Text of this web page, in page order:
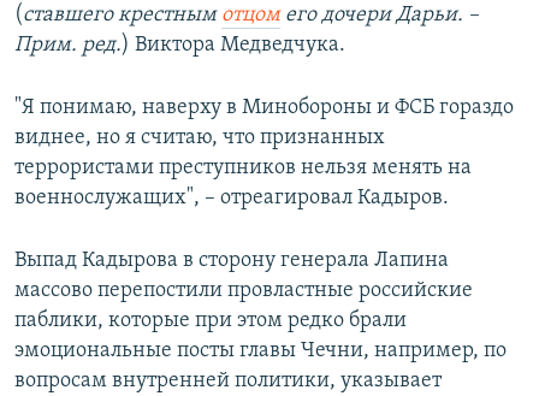
(ставшего крестным отцомего дочери Дарьи. –
Прим. ред.) Виктора Медведчука.
"Я понимаю, наверху в Минобороны и ФСБ гораздо
виднее, но я считаю, что признанных
террористами преступников нельзя менять на
военнослужащих", – отреагировал Кадыров.
Выпад Кадырова в сторону генерала Лапина
массово перепостили провластные российские
паблики, которые при этом редко брали
эмоциональные посты главы Чечни, например, по
вопросам внутренней политики, указывает